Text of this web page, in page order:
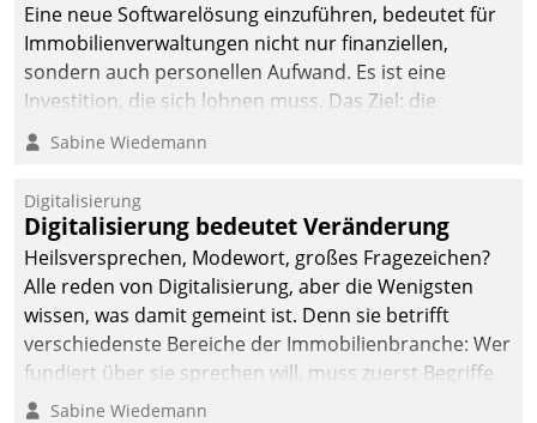
Eine neue Softwarelösung einzuführen, bedeutet für
Immobilienverwaltungen nicht nur finanziellen,
sondern auch personellen Aufwand. Es ist eine
Investition, die sich lohnen muss. Das Ziel: die
nachhaltige Optimierung der Geschäftsabläufe. Damit
dieses Ziel erreicht wird, sollten einige Grundregeln
Sabine Wiedemann
Digitalisierung
Digitalisierung bedeutet Veränderung
Heilsversprechen, Modewort, großes Fragezeichen?
Alle reden von Digitalisierung, aber die Wenigsten
wissen, was damit gemeint ist. Denn sie betrifft
verschiedenste Bereiche der Immobilienbranche: Wer
fundiert über sie sprechen will, muss zuerst Begriffe
klären. Ein Aspekt ist die betriebliche Optimierung:
Sabine Wiedemann